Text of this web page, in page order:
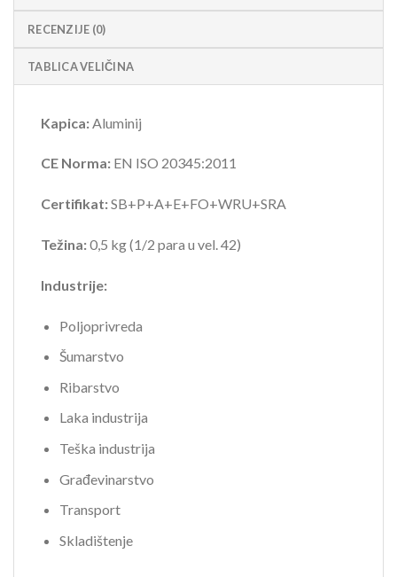
RECENZIJE (0)
TABLICA VELIČINA
Kapica: Aluminij
CE Norma: EN ISO 20345:2011
Certifikat:SB+P+A+E+FO+WRU+SRA
Težina:0,5 kg (1/2 para u vel. 42)
Industrije:
Poljoprivreda
Šumarstvo
Ribarstvo
Laka industrija
Teška industrija
Građevinarstvo
Transport
Skladištenje